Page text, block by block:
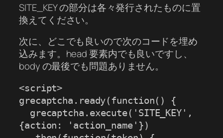
SITE_KEY の部分は各々発行されたものに置
換えてください。
次に、どこでも良いので次のコードを埋め
込みます。head 要素内でも良いですし、
body の最後でも問題ありません。
<script>
grecaptcha.ready(function() {
{action: 'action_name'})